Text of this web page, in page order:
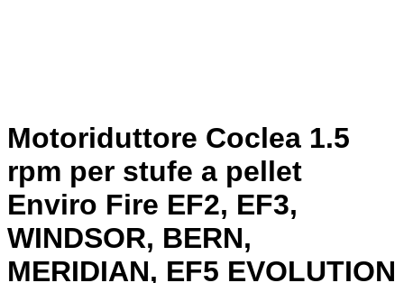
Motoriduttore Coclea 1.5
rpm per stufe a pellet
Enviro Fire EF2, EF3,
WINDSOR, BERN,
MERIDIAN, EF5 EVOLUTION